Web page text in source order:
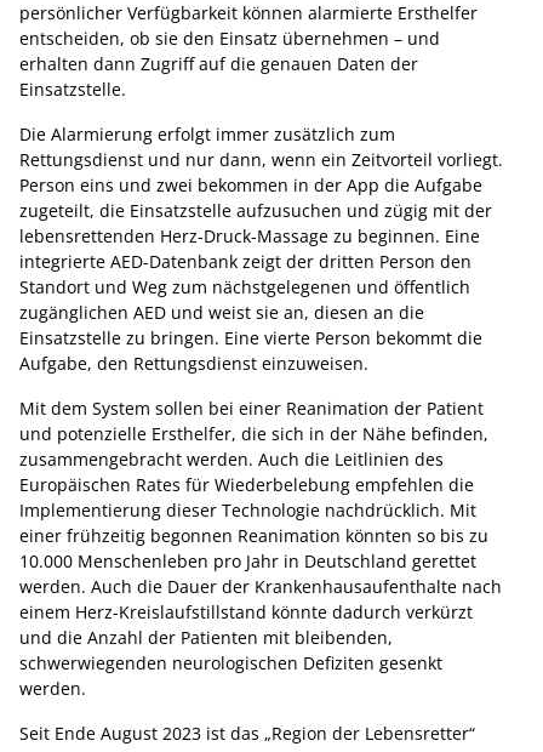
persönlicher Verfügbarkeit können alarmierte Ersthelfer
entscheiden, ob sie den Einsatz übernehmen – und
erhalten dann Zugriff auf die genauen Daten der
Einsatzstelle.
Die Alarmierung erfolgt immer zusätzlich zum
Rettungsdienst und nur dann, wenn ein Zeitvorteil vorliegt.
Person eins und zwei bekommen in der App die Aufgabe
zugeteilt, die Einsatzstelle aufzusuchen und zügig mit der
lebensrettenden Herz-Druck-Massage zu beginnen. Eine
integrierte AED-Datenbank zeigt der dritten Person den
Standort und Weg zum nächstgelegenen und öffentlich
zugänglichen AED und weist sie an, diesen an die
Einsatzstelle zu bringen. Eine vierte Person bekommt die
Aufgabe, den Rettungsdienst einzuweisen.
Mit dem System sollen bei einer Reanimation der Patient
und potenzielle Ersthelfer, die sich in der Nähe befinden,
zusammengebracht werden. Auch die Leitlinien des
Europäischen Rates für Wiederbelebung empfehlen die
Implementierung dieser Technologie nachdrücklich. Mit
einer frühzeitig begonnen Reanimation könnten so bis zu
10.000 Menschenleben pro Jahr in Deutschland gerettet
werden. Auch die Dauer der Krankenhausaufenthalte nach
einem Herz-Kreislaufstillstand könnte dadurch verkürzt
und die Anzahl der Patienten mit bleibenden,
schwerwiegenden neurologischen Defiziten gesenkt
werden.
Seit Ende August 2023 ist das „Region der Lebensretter“